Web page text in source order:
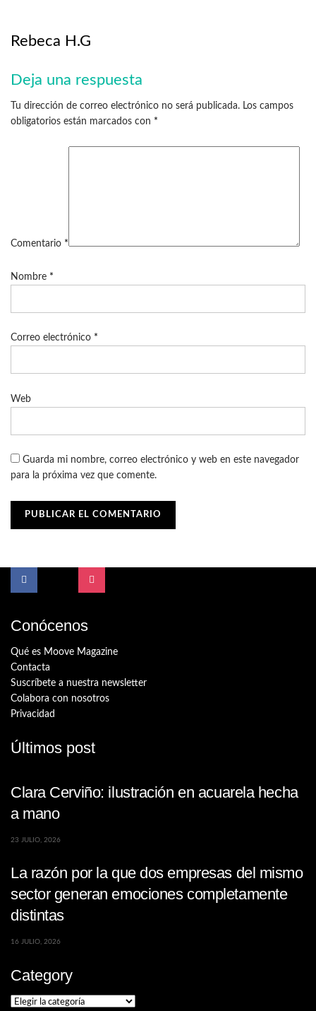
Rebeca H.G
Deja una respuesta
Tu dirección de correo electrónico no será publicada. Los campos
obligatorios están marcados con *
Comentario *
Nombre *
Correo electrónico *
Web
Guarda mi nombre, correo electrónico y web en este navegador
para la próxima vez que comente.
Conócenos
Qué es Moove Magazine
Contacta
Suscríbete a nuestra newsletter
Colabora con nosotros
Privacidad
Últimos post
Clara Cerviño: ilustración en acuarela hecha
a mano
23 JULIO, 2026
La razón por la que dos empresas del mismo
sector generan emociones completamente
distintas
16 JULIO, 2026
Category
Category